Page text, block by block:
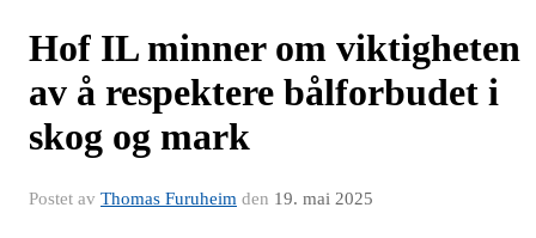
Hof IL minner om viktigheten
av å respektere bålforbudet i
skog og mark
Postet av Thomas Furuheim den 19. mai 2025